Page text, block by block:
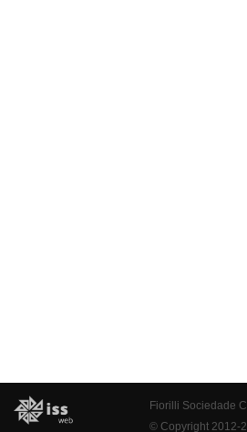
Fiorilli Sociedade
© Copyright 2012-